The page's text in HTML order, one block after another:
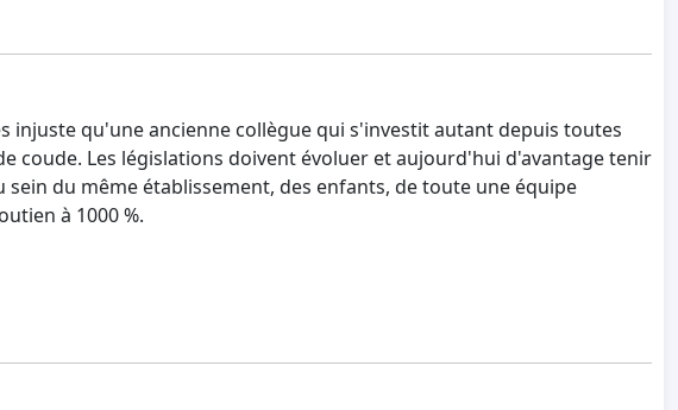
injuste qu'une ancienne collègue qui s'investit autant depuis toutes
coude. Les législations doivent évoluer et aujourd'hui d'avantage tenir
du même établissement, des enfants, de toute une équipe
à 1000 %.